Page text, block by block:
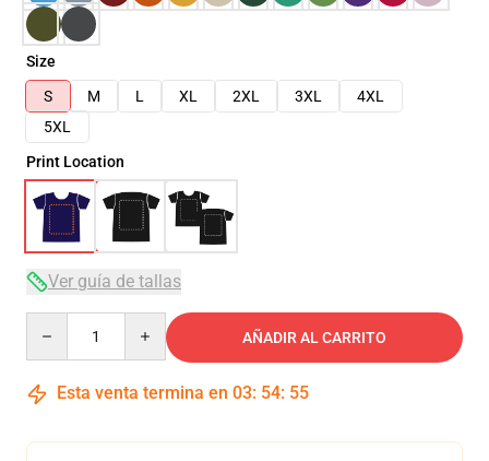
Size
S
M L XL 2XL 3XL
4XL
5XL
Print Location
Ver guía de tallas
AÑADIR AL CARRITO
Esta venta termina en 03: 54: 54